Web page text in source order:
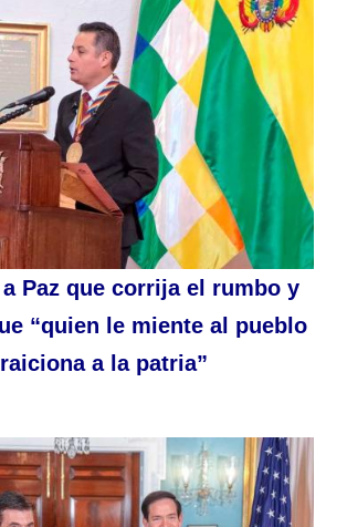
Paz que corrija el rumbo y
“quien le miente al pueblo
a la patria”